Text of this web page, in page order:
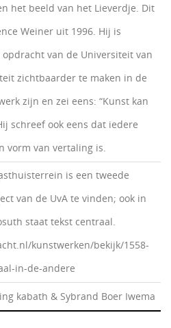
het beeld van het Lieverdje. Dit
Weiner uit 1996. Hij is
van de Universiteit van
zichtbaarder te maken in de
zijn en zei eens: “Kunst kan
schreef ook eens dat iedere
vorm van vertaling is.
is een tweede
van de UvA te vinden; ook in
staat tekst centraal.
kunstwerken/bekijk/1558-
in-de-andere
kabath & Sybrand Boer Iwema